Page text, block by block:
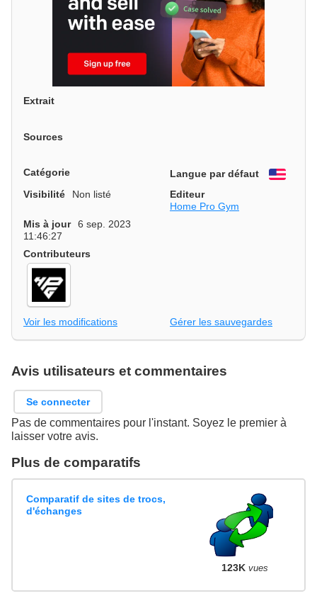
Extrait
Sources
Catégorie Langue par défaut
Visibilité
Non listé
Editeur
Home Pro Gym
Mis à jour
6 sep. 2023
11:46:27
Contributeurs
Voir les modifications Gérer les sauvegardes
Avis utilisateurs et commentaires
Se connecter
Pas de commentaires pour l'instant. Soyez le premier à
laisser votre avis.
Plus de comparatifs
Comparatif de sites de trocs,
d'échanges
123K vues